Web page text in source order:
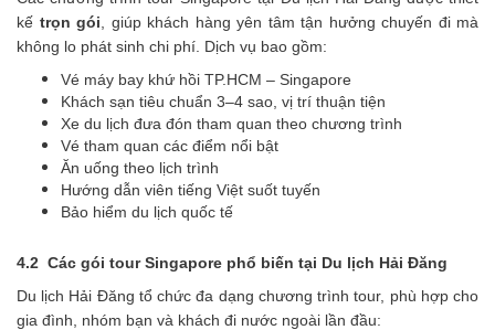
kế trọn gói , giúp khách hàng yên tâm tận hưởng chuyến đi mà
không lo phát sinh chi phí. Dịch vụ bao gồm:
Vé máy bay khứ hồi TP.HCM – Singapore
Khách sạn tiêu chuẩn 3–4 sao, vị trí thuận tiện
Xe du lịch đưa đón tham quan theo chương trình
Vé tham quan các điểm nổi bật
Ăn uống theo lịch trình
Hướng dẫn viên tiếng Việt suốt tuyến
Bảo hiểm du lịch quốc tế
4.2 Các gói tour Singapore phổ biến tại Du lịch Hải Đăng
Du lịch Hải Đăng tổ chức đa dạng chương trình tour, phù hợp cho
gia đình, nhóm bạn và khách đi nước ngoài lần đầu: